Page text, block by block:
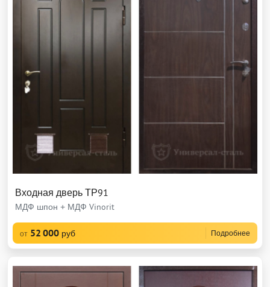
Входная дверь ТР91
МДФ шпон + МДФ Vinorit
от 52 000 руб Подробнее